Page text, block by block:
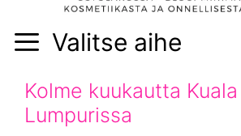
Valitse aihe
Kolme kuukautta Kuala
Lumpurissa